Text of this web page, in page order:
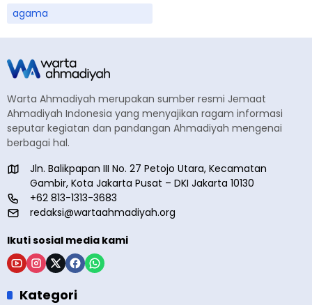
agama
Warta Ahmadiyah merupakan sumber resmi Jemaat
Ahmadiyah Indonesia yang menyajikan ragam informasi
seputar kegiatan dan pandangan Ahmadiyah mengenai
berbagai hal.
Jln. Balikpapan III No. 27 Petojo Utara, Kecamatan
Gambir, Kota Jakarta Pusat – DKI Jakarta 10130
+62 813-1313-3683
redaksi@wartaahmadiyah.org
Ikuti sosial media kami
Kategori